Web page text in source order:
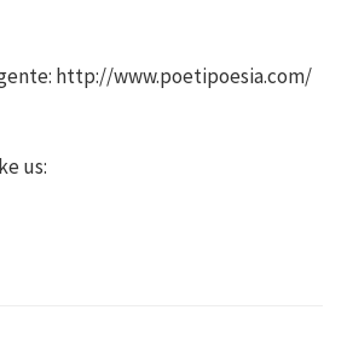
http://www.poetipoesia.com/
us: